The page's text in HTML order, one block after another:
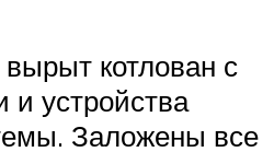
котлован с
и устройства
Заложены все